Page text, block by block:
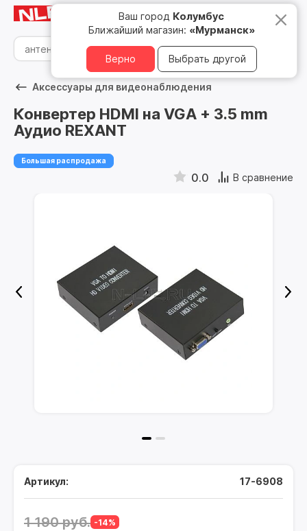
Мурманск
Ваш город Колумбус
Ближайший магазин: «Мурманск»
Верно Выбрать другой
8 800 500 05 15
Аксессуары для видеонаблюдения
Конвертер HDMI на VGA + 3.5 mm
Аудио REXANT
Большая распродажа
0.0 В сравнение
Артикул: 17-6908
1 190 руб. -14%